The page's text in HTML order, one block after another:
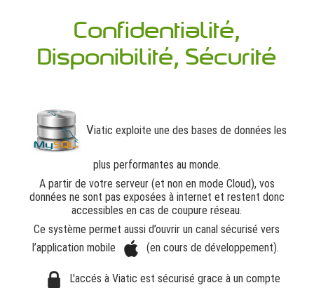
Confidentialité,
Disponibilité, Sécurité
Viatic exploite une des bases de données les
plus performantes au monde.
A partir de votre serveur (et non en mode Cloud), vos
données ne sont pas exposées à internet et restent donc
accessibles en cas de coupure réseau.
Ce système permet aussi d’ouvrir un canal sécurisé vers
l’application mobile
(en cours de développement).
L'accés à Viatic est sécurisé grace à un compte